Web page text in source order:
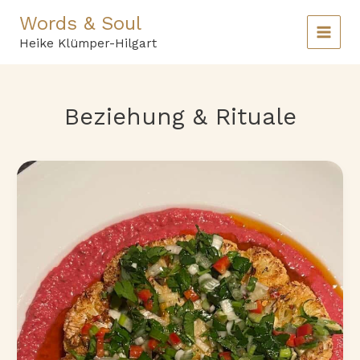
Inhalt
springen
Words & Soul
Heike Klümper-Hilgart
Beziehung & Rituale